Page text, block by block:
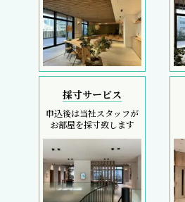
採寸サービス
申込後は当社スタッフが
お部屋を採寸致します